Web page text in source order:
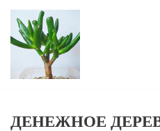
Перейти
содержимому
ДЕНЕЖНОЕ